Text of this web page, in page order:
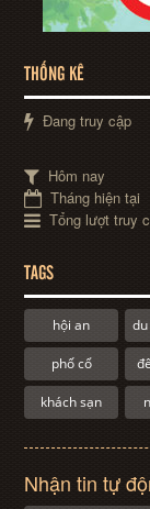
THỐNG KÊ
Đang truy cập
Hôm nay
Tháng hiện tại
Tổng lượt truy
TAGS
hội an
phố cổ
khách sạn
Nhận tin tự